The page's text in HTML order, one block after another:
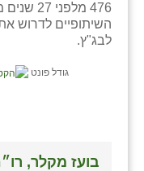
476
השיתופיים לדרוש
לבג"ץ.
גודל פונט
בועז מקלר,
קורנית
קלחים